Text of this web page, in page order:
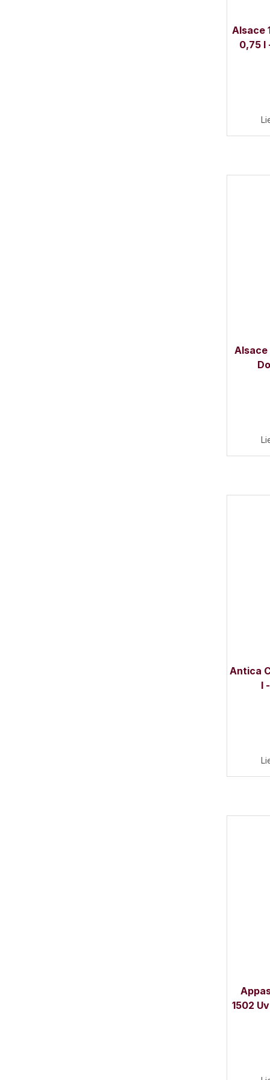
Alsace
0,75 l
Antica
l
1502